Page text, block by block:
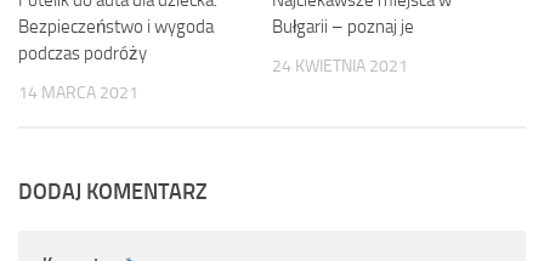
Bezpieczeństwo i wygoda
podczas podróży
14 MARCA 2021
Bułgarii – poznaj je
24 KWIETNIA 2021
DODAJ KOMENTARZ